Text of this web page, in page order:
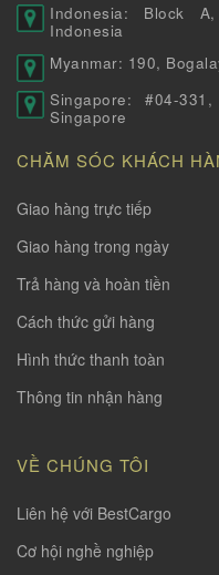
Indonesia: Block
Indonesia
Myanmar: 190,
Singapore: #04-
Singapore
CHĂM SÓC KHÁCH
Giao hàng trực tiếp
Giao hàng trong ngày
Trả hàng và hoàn tiền
Cách thức gửi hàng
Hình thức thanh toàn
Thông tin nhận hàng
VỀ CHÚNG TÔI
Liên hệ với BestCargo
Cơ hội nghề nghiệp